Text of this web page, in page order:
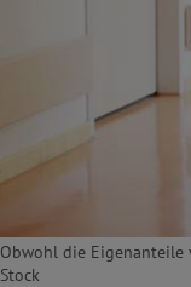
Obwohl die Eigenanteile
Stock